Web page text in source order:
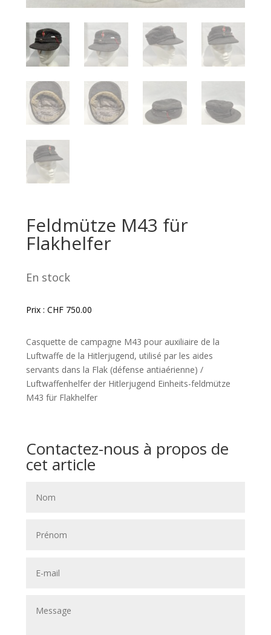
Feldmütze M43 für
Flakhelfer
En stock
Prix : CHF750.00
Casquette de campagne M43 pour auxiliaire de la
Luftwaffe de la Hitlerjugend, utilisé par les aides
servants dans la Flak (défense antiaérienne) /
Luftwaffenhelfer der Hitlerjugend Einheits-feldmütze
M43 für Flakhelfer
Contactez-nous à propos de
cet article